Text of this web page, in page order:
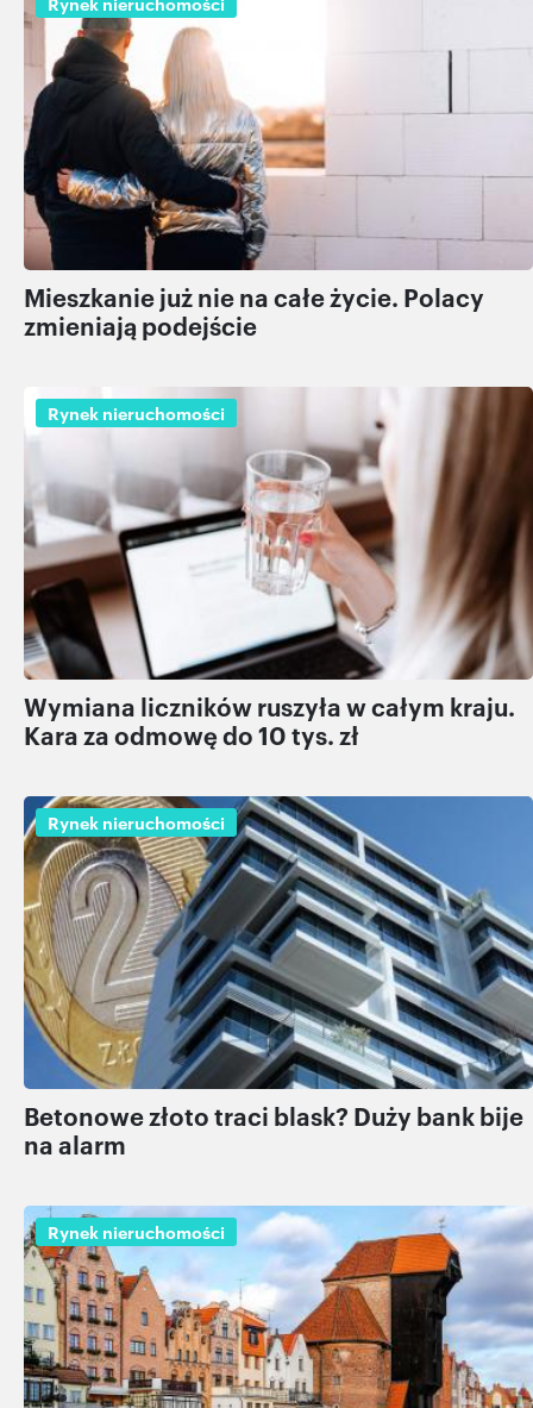
Mieszkanie już nie na całe życie. Polacy
zmieniają podejście
Rynek nieruchomości
Wymiana liczników ruszyła w całym kraju.
Kara za odmowę do 10 tys. zł
Rynek nieruchomości
Betonowe złoto traci blask? Duży bank bije
na alarm
Rynek nieruchomości